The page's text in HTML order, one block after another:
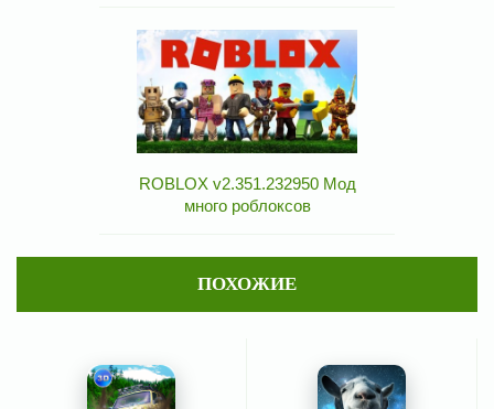
ROBLOX v2.351.232950 Мод
много роблоксов
ПОХОЖИЕ